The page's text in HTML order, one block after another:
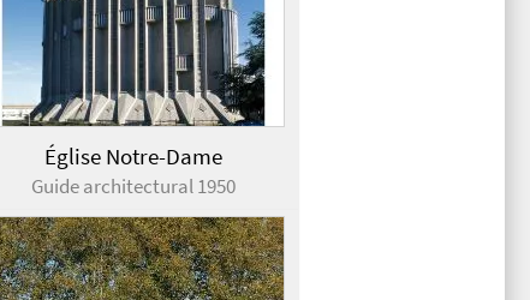
Église Notre-Dame
Guide architectural 1950